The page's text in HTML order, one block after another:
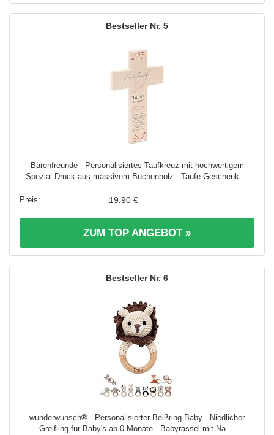
5
Bärenfreunde - Personalisiertes Taufkreuz mit hochwertigem
Spezial-Druck aus massivem Buchenholz - Taufe Geschenk ...
19,90 €
ZUM TOP ANGEBOT »
6
wunderwunsch® - Personalisierter Beißring Baby - Niedlicher
Greifling für Baby's ab 0 Monate - Babyrassel mit Na ...